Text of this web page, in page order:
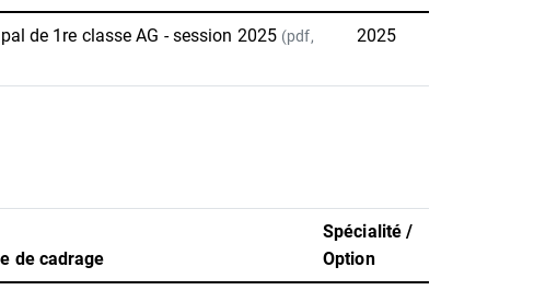
de 1re classe AG - session 2025 (pdf,
2025
de cadrage
Spécialité /
Option